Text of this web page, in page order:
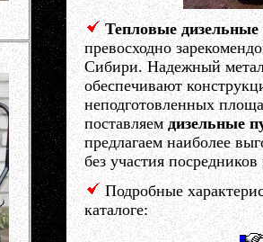
Тепловые
превосходно
Сибири. Надежный
обеспечивают
неподготовленных
поставляемдизельные
предлагаем наиболее
без участия
Подробные
каталоге: